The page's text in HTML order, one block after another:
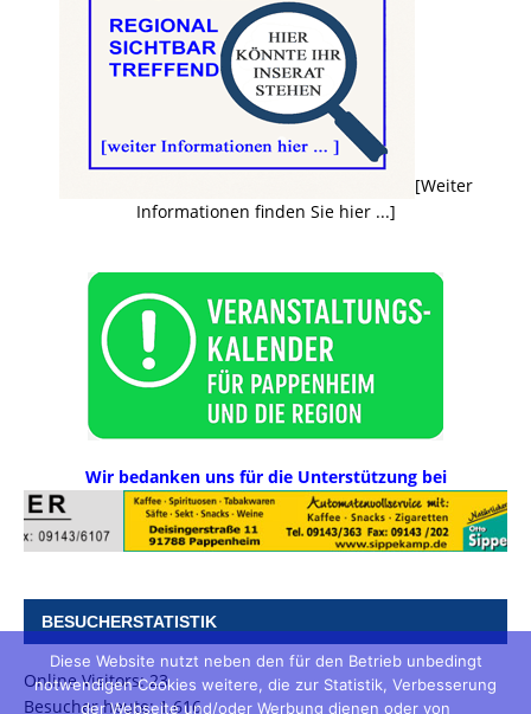
[Weiter
Informationen finden Sie hier ...]
Wir bedanken uns für die Unterstützung bei
BESUCHERSTATISTIK
Online Visitors:23
Besucher heute:1.616
Diese Website nutzt neben den für den Betrieb unbedingt
notwendigen Cookies weitere, die zur Statistik, Verbesserung
der Webseite und/oder Werbung dienen oder von